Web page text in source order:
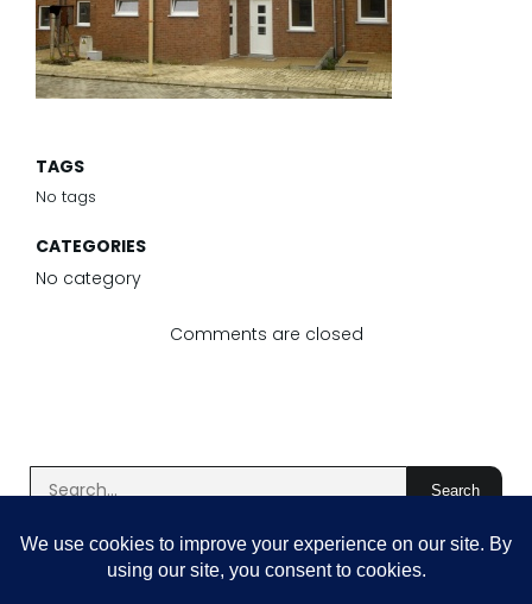
TAGS
No tags
CATEGORIES
No category
Comments are closed
Search
Latest Comments